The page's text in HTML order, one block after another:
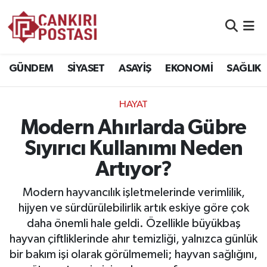
GÜNDEM SİYASET ASAYİŞ EKONOMİ SAĞLIK
HAYAT
Modern Ahırlarda Gübre
Sıyırıcı Kullanımı Neden
Artıyor?
Modern hayvancılık işletmelerinde verimlilik,
hijyen ve sürdürülebilirlik artık eskiye göre çok
daha önemli hale geldi. Özellikle büyükbaş
hayvan çiftliklerinde ahır temizliği, yalnızca günlük
bir bakım işi olarak görülmemeli; hayvan sağlığını,
EKONOMİ
SPOR
EĞİTİM
YAŞAM
Trafik Durumu
Süper Lig Puan Durumu ve Fikstür
Tüm Manşetler
Son Dakika Haberleri
Haber Arşivi